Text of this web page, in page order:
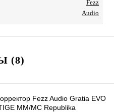
Fezz
Audio
(8)
Fezz Audio Gratia EVO
MM/MC Republika